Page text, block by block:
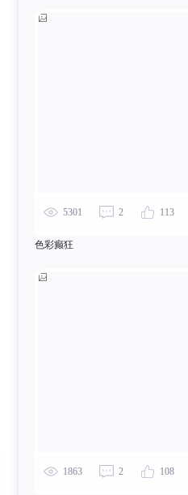
5301 2 113
色彩癫狂
1863 2 108